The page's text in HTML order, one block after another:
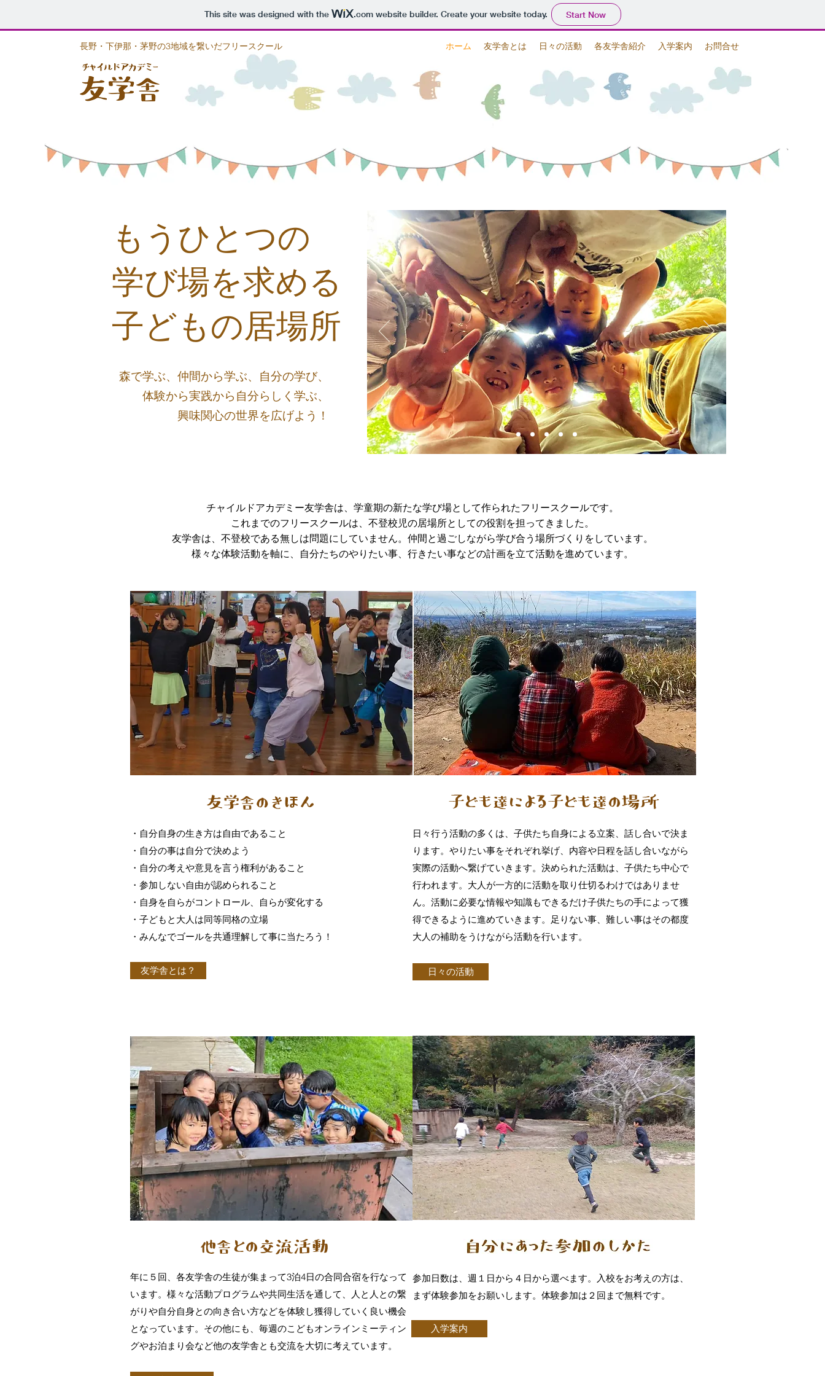
This site was designed with the .comwebsite builder. Create your website today. Start Now
長野・下伊那・茅野の3地域を繋いだフリースクール ホーム 友学舎とは 日々の活動 各友学舎紹介 入学案内 お問合せ
もうひとつの
学び場を求める
子どもの居場所
森で学ぶ、仲間から学ぶ、自分の学び、
体験から実践から自分らしく学ぶ、
興味関心の世界を広げよう！
チャイルドアカデミー友学舎は、学童期の新たな学び場として作られたフリースクールです。
これまでのフリースクールは、不登校児の居場所としての役割を担ってきました。
友学舎は、不登校である無しは問題にしていません。仲間と過ごしながら学び合う場所づくりをしています。
様々な体験活動を軸に、自分たちのやりたい事、行きたい事などの計画を立て活動を進めています。
・自分自身の生き方は自由であること
​・自分の事は自分で決めよう
・自分の考えや意見を言う権利があること
・参加しない自由が認められること
・自身を自らがコントロール、自らが変化する
・子どもと大人は同等同格の立場
・みんなで​ゴールを共通理解して事に当たろう！
友学舎とは？
日々行う活動の多くは、子供たち自身による立案、話し合いで決ま
ります。やりたい事をそれぞれ挙げ、内容や日程を話し合いながら
実際の活動へ繋げていきます。決められた活動は、子供たち中心で
行われます。大人が一方的に活動を取り仕切るわけではありませ
ん。活動に必要な情報や知識もできるだけ子供たちの手によって獲
得できるように進めていきます。足りない事、難しい事はその都度
大人の補助をうけながら活動を行います。
日々の活動
年に５回、各友学舎の生徒が集まって3泊4日の合同合宿を行なって
います。様々な活動プログラムや共同生活を通して、人と人との繋
がりや自分自身との向き合い方などを体験し獲得していく良い機会
となっています。その他にも、毎週のこどもオンラインミーティン
グやお泊まり会など他の友学舎とも交流を大切に考えています。
参加日数は、週１日から４日から選べます。入校をお考えの方は、
まず体験参加をお願いします。体験参加は２回まで無料です。​
入学案内